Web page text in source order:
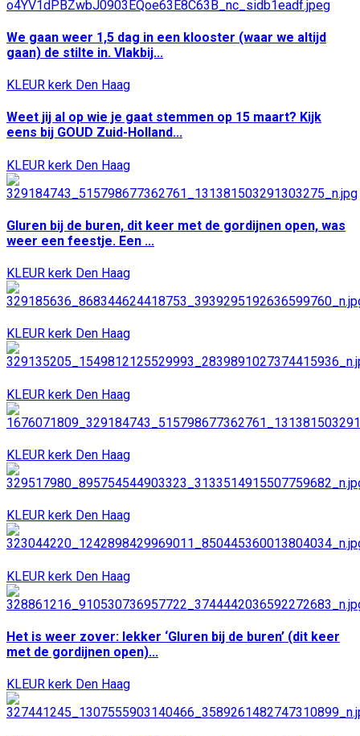
We gaan weer 1,5 dag in een klooster (waar we altijd
gaan) de stilte in. Vlakbij...
KLEUR kerk Den Haag
Weet jij al op wie je gaat stemmen op 15 maart? Kijk
eens bij GOUD Zuid-Holland...
KLEUR kerk Den Haag
Gluren bij de buren, dit keer met de gordijnen open, was
weer een feestje. Een ...
KLEUR kerk Den Haag
KLEUR kerk Den Haag
KLEUR kerk Den Haag
KLEUR kerk Den Haag
KLEUR kerk Den Haag
KLEUR kerk Den Haag
Het is weer zover: lekker ‘Gluren bij de buren’ (dit keer
met de gordijnen open)...
KLEUR kerk Den Haag